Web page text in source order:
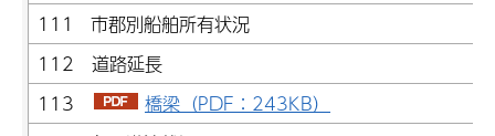
111 市郡別船舶所有状況
112 道路延長
113
橋梁（PDF：243KB）